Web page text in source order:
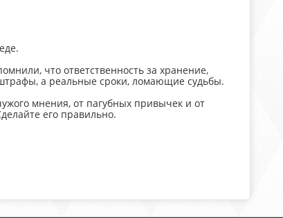
что ответственность за хранение,
а реальные сроки, ломающие судьбы.
мнения, от пагубных привычек и от
его правильно.